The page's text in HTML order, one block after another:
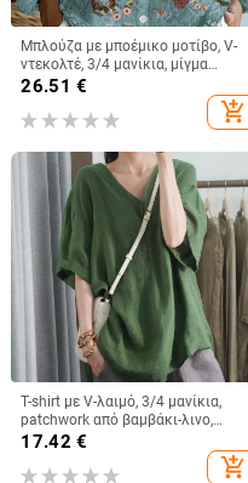
Μπλούζα με μποέμικο μοτίβο, V-
ντεκολτέ, 3/4 μανίκια, μίγμα
πολυεστέρα-ελαστάνης, εθνορετρό
26.51 €
add_shopping_cart
T-shirt με V-λαιμό, 3/4 μανίκια,
patchwork από βαμβάκι-λινο,
καθημερινό στυλ, Καλοκαίρι 2025
17.42 €
add_shopping_cart